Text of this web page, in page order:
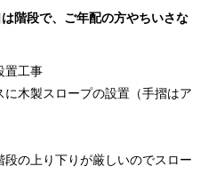
階段で、ご年配の方やちいさな
工事
木製スロープの設置（手摺はア
の上り下りが厳しいのでスロー